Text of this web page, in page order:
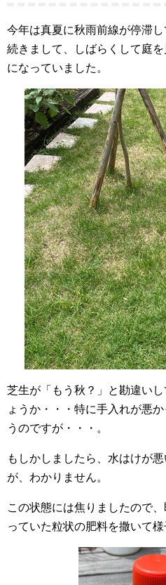
今年は真夏に秋雨前線が停滞
続きまして、しばらくして庭
になっていました。
芝生が「もう秋？」と勘違い
ょうか・・・特に手入れが悪
うのですが・・・。
もしかしましたら、水はけが
が、わかりません。
この状態には焦りましたので
っていた粒状の肥料を撒いて